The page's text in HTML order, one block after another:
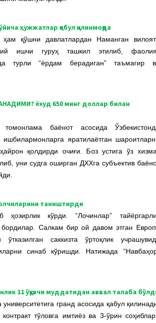
ҳужжатлар қабул қилинмоқда
ҳам қўшни давлатлардан Наманган
ишчи гуруҳ ташкил этилиб,
турли “ёрдам берадиган” таъмагир
ёхуд 650 минг доллар билан
баёнот асосида
яратилаётган
қолдирди очиғи. Боз устига ўз
уни судга оширган ДХХга субъектив
таништирди
кўрди. “Лочинлар”
Салкам бир ой давом этган
саккизта ўртоқлик
синаб кўришди. Натижада
11 ўқувчи муддатидан аввал талаба
гранд асосида қабул
тўловга имтиёз ва 3-ўрин